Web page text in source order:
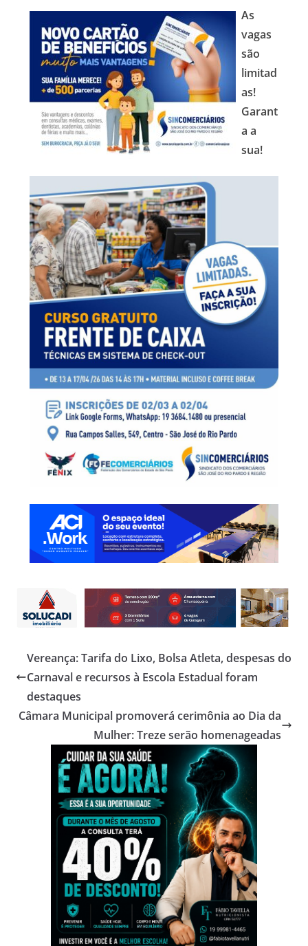
As
vagas
são
limitad
as!
Garant
a a
sua!
Vereança: Tarifa do Lixo, Bolsa Atleta, despesas do
Carnaval e recursos à Escola Estadual foram
destaques
Câmara Municipal promoverá cerimônia ao Dia da
Mulher: Treze serão homenageadas